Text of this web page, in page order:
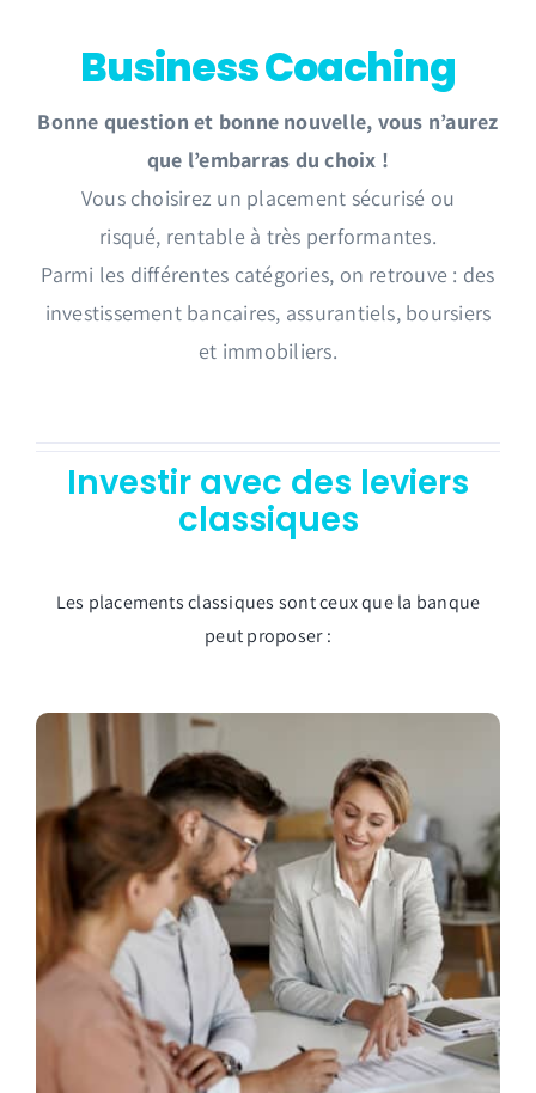
Business Coaching
Bonne question et bonne nouvelle, vous n’aurez
que l’embarras du choix !
Vous choisirez un placement sécurisé ou
risqué, rentable à très performantes.
Parmi les différentes catégories, on retrouve : des
investissement bancaires, assurantiels, boursiers
et immobiliers.
Investir avec des leviers
classiques
Les placements classiques sont ceux que la banque
peut proposer :